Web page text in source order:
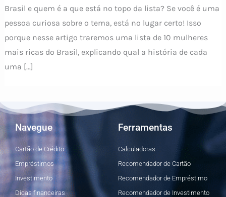
Brasil e quem é a que está no topo da lista? Se você é uma
pessoa curiosa sobre o tema, está no lugar certo! Isso
porque nesse artigo traremos uma lista de 10 mulheres
mais ricas do Brasil, explicando qual a história de cada
uma […]
Navegue
Cartão de Crédito
Empréstimos
Investimento
Dicas financeiras
Ferramentas
Calculadoras
Recomendador de Cartão
Recomendador de Empréstimo
Recomendador de Investimento